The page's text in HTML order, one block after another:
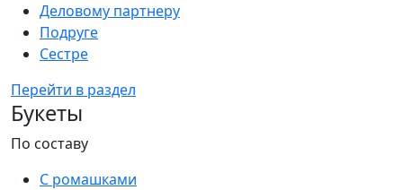
Деловому партнеру
Подруге
Сестре
Перейти в раздел
Букеты
По составу
С ромашками